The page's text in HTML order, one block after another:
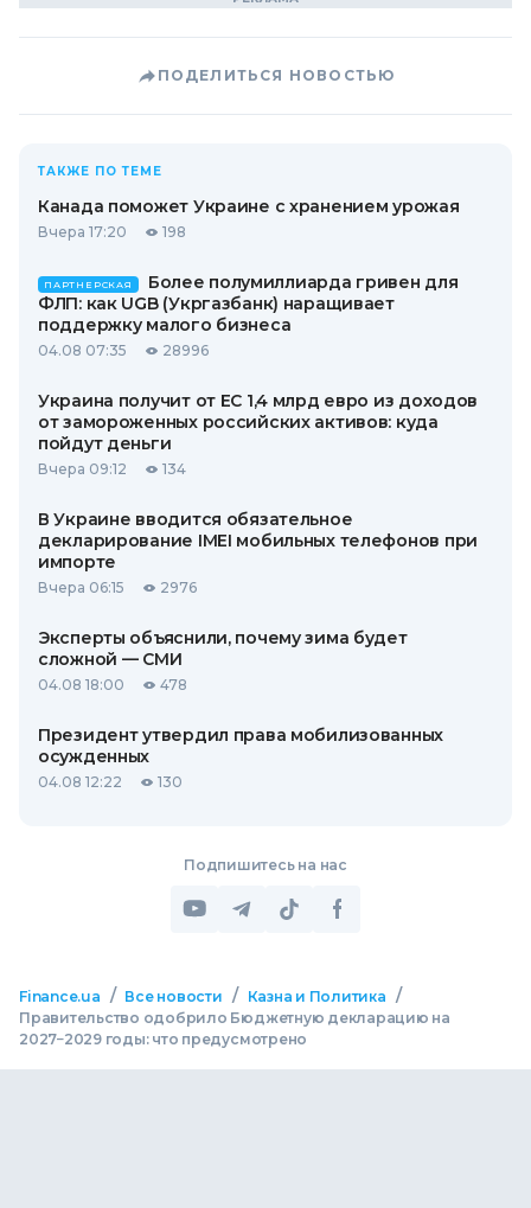
ПОДЕЛИТЬСЯ НОВОСТЬЮ
ТАКЖЕ ПО ТЕМЕ
Канада поможет Украине с хранением урожая
Вчера 17:20 198
ПАРТНЕРСКАЯ
Более полумиллиарда гривен для
ФЛП: как UGB (Укргазбанк) наращивает
поддержку малого бизнеса
04.08 07:35 28996
Украина получит от ЕС 1,4 млрд евро из доходов
от замороженных российских активов: куда
пойдут деньги
Вчера 09:12 134
В Украине вводится обязательное
декларирование IMEI мобильных телефонов при
импорте
Вчера 06:15 2976
Эксперты объяснили, почему зима будет
сложной — СМИ
04.08 18:00 478
Президент утвердил права мобилизованных
осужденных
04.08 12:22 130
Подпишитесь на нас
Finance.ua / Все новости / Казна и Политика /
Правительство одобрило Бюджетную декларацию на
2027−2029 годы: что предусмотрено